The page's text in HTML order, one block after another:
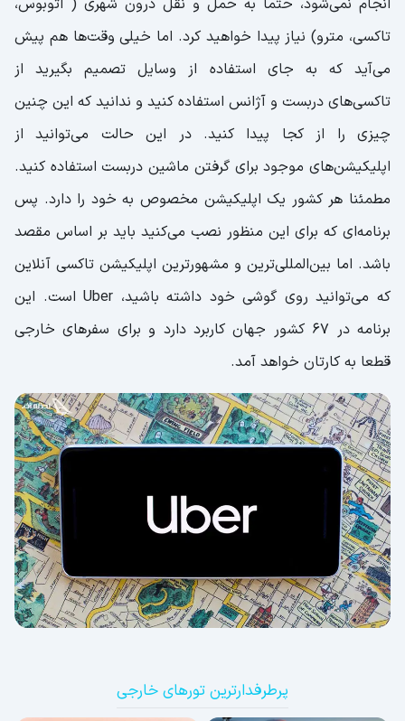
انجام نمی‌شود، حتما به حمل و نقل درون شهری ( اتوبوس،
تاکسی، مترو) نیاز پیدا خواهید کرد. اما خیلی وقت‌ها هم پیش
می‌آید که به جای استفاده از وسایل تصمیم بگیرید از
تاکسی‌های دربست و آژانس استفاده کنید و ندانید که این چنین
چیزی را از کجا پیدا کنید. در این حالت می‌توانید از
اپلیکیشن‌های موجود برای گرفتن ماشین دربست استفاده کنید.
مطمئنا هر کشور یک اپلیکیشن مخصوص به خود را دارد. پس
برنامه‌ای که برای این منظور نصب می‌کنید باید بر اساس مقصد
باشد. اما بین‌المللی‌ترین و مشهورترین اپلیکیشن تاکسی آنلاین
که می‌توانید روی گوشی خود داشته باشید، Uber است. این
برنامه در 67 کشور جهان کاربرد دارد و برای سفرهای خارجی
قطعا به کارتان خواهد آمد.
پرطرفدارترین تورهای خارجی